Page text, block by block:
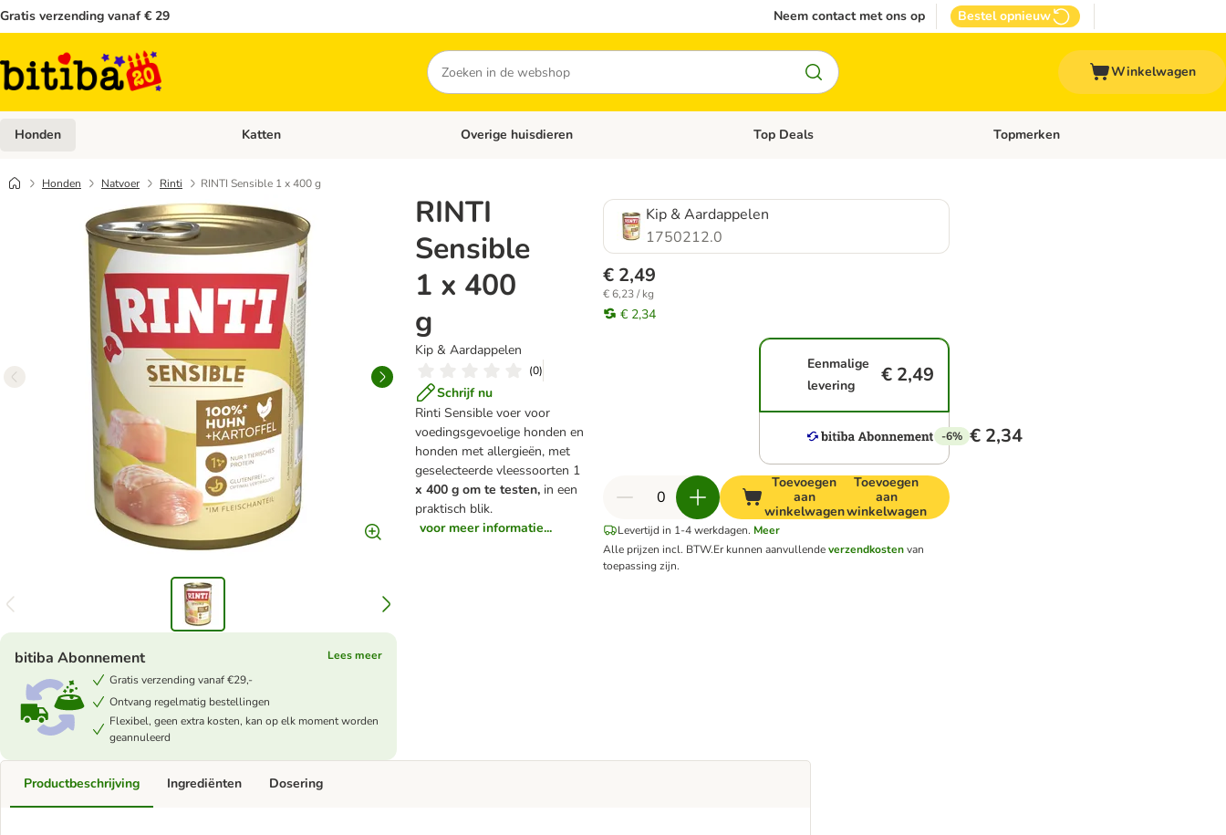
Gratis verzending vanaf € 29 Neem contact met ons op Bestel opnieuw
Zoeken
Winkelwagen
Honden Open categoriemenu: Honden
Katten Open categoriemenu: Katten
Overige huisdieren Open categoriemenu: Overige huisdieren
Top Deals Open categoriemenu: Top Deals
Topmerken
Honden Natvoer Rinti RINTI Sensible 1 x 400 g
RINTI
Sensible
1 x 400
g
Kip & Aardappelen
(0)
Schrijf nu
Rinti Sensible voer voor
voedingsgevoelige honden en
honden met allergieën, met
geselecteerde vleessoorten 1
x 400 g om te testen, in een
praktisch blik.
voor meer informatie...
bitiba Abonnement
Lees meer
Gratis verzending vanaf €29,-
Ontvang regelmatig bestellingen
Flexibel, geen extra kosten, kan op elk moment worden
geannuleerd
Kip & Aardappelen
1750212.0
€ 2,49
€ 6,23 / kg
€ 2,34
Eenmalige
levering
€ 2,49
-6% € 2,34
Toevoegen
aan
winkelwagen
Toevoegen
aan
winkelwagen
Levertijd in 1-4 werkdagen. Meer
Alle prijzen incl. BTW.Er kunnen aanvullendeverzendkostenvan
toepassing zijn.
Productbeschrijving Ingrediënten Dosering